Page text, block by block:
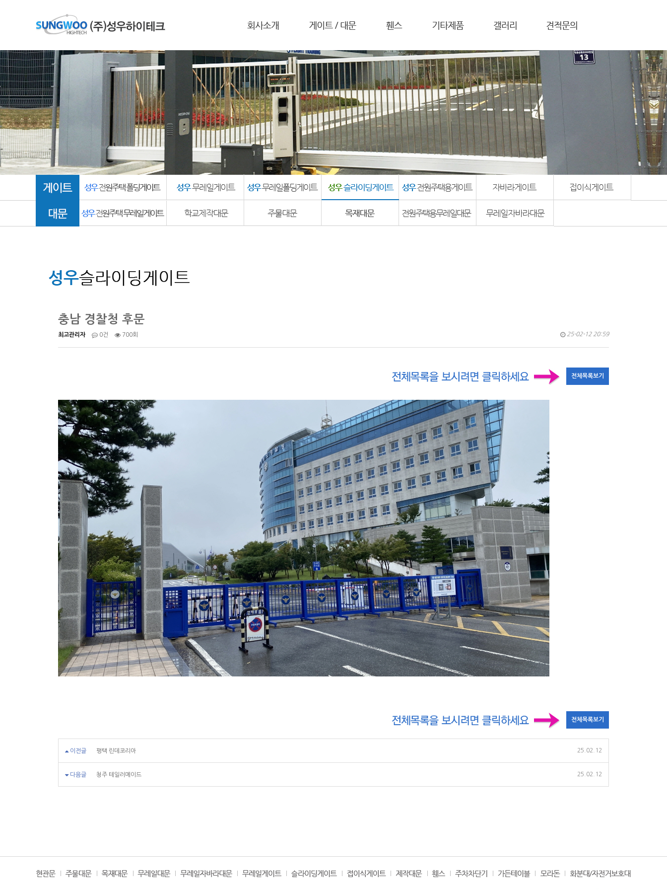
충남 경찰청 후문
최고관리자 0건 700회 25-02-12 20:59
이전글 평택 린데코리아 25.02.12
다음글 청주 테일러메이드 25.02.12